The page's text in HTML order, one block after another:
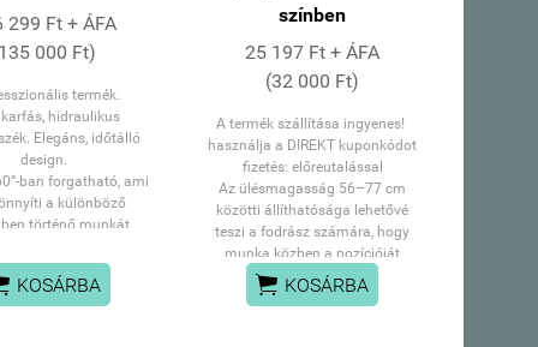
munkát.
299 Ft + ÁFA
000 Ft)
termék.
karfás, hidraulikus
Elegáns, időtálló
design.
ban forgatható, ami
a különböző
történő munkát.
poziciója.
KOSÁRBA
színben
25 197 Ft + ÁFA
(32 000 Ft)
A termék szállítása ingyenes!
használja a DIREKT kuponkódot
fizetés: előreutalással
Az ülésmagasság 56–77 cm
közötti állíthatósága lehetővé
teszi a fodrász számára, hogy
munka közben a pozícióját
kényelmesen igazítsa. A nyereg
alakú, deformációálló szivaccsal
 KOSÁRBA